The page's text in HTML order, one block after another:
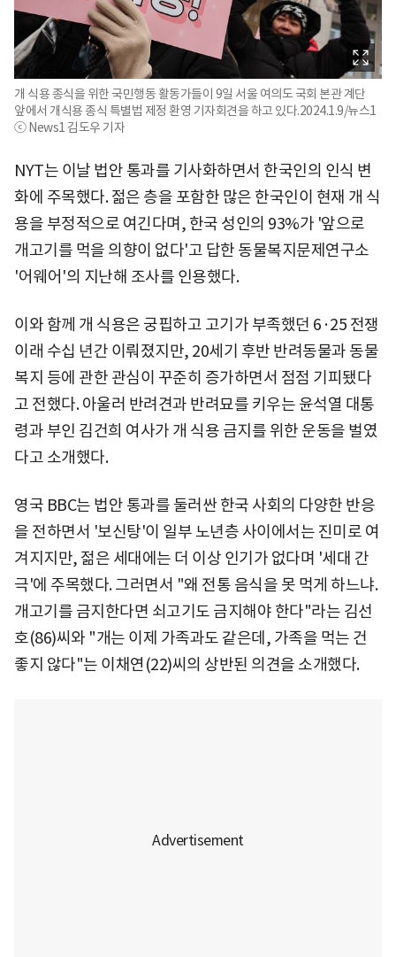
개 식용 종식을 위한 국민행동 활동가들이 9일 서울 여의도 국회 본관 계단
앞에서 개식용 종식 특별법 제정 환영 기자회견을 하고 있다.2024.1.9/뉴스1
ⓒ News1 김도우 기자
NYT는 이날 법안 통과를 기사화하면서 한국인의 인식 변
화에 주목했다. 젊은 층을 포함한 많은 한국인이 현재 개 식
용을 부정적으로 여긴다며, 한국 성인의 93%가 '앞으로
개고기를 먹을 의향이 없다'고 답한 동물복지문제연구소
'어웨어'의 지난해 조사를 인용했다.
이와 함께 개 식용은 궁핍하고 고기가 부족했던 6·25 전쟁
이래 수십 년간 이뤄졌지만, 20세기 후반 반려동물과 동물
복지 등에 관한 관심이 꾸준히 증가하면서 점점 기피됐다
고 전했다. 아울러 반려견과 반려묘를 키우는 윤석열 대통
령과 부인 김건희 여사가 개 식용 금지를 위한 운동을 벌였
다고 소개했다.
영국 BBC는 법안 통과를 둘러싼 한국 사회의 다양한 반응
을 전하면서 '보신탕'이 일부 노년층 사이에서는 진미로 여
겨지지만, 젊은 세대에는 더 이상 인기가 없다며 '세대 간
극'에 주목했다. 그러면서 "왜 전통 음식을 못 먹게 하느냐.
개고기를 금지한다면 쇠고기도 금지해야 한다"라는 김선
호(86)씨와 "개는 이제 가족과도 같은데, 가족을 먹는 건
좋지 않다"는 이채연(22)씨의 상반된 의견을 소개했다.